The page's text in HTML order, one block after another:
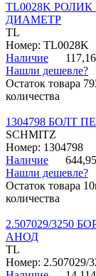
TL0028K
ДИАМЕТР
TL
Номер: TL0028K
Наличие
Нашли дешевле?
Остаток товара
количества
1304798 БОЛТ
SCHMITZ
Номер: 1304798
Наличие
Нашли дешевле?
Остаток товара
количества
2.507029/3250
АНОД
TL
Номер: 2.507029/